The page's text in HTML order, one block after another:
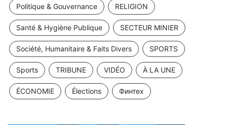
Politique & Gouvernance RELIGION
Santé & Hygiène Publique SECTEUR MINIER
Société, Humanitaire & Faits Divers SPORTS
Sports TRIBUNE VIDÉO À LA UNE
ÉCONOMIE Élections Финтех